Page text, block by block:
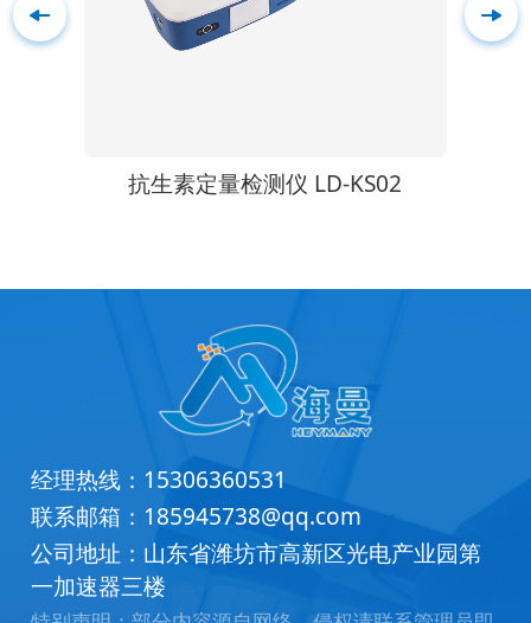
抗生素定量检测仪 LD-KS02
经理热线： 15306360531
联系邮箱： 185945738@qq.com
公司地址：山东省潍坊市高新区光电产业园第
一加速器三楼